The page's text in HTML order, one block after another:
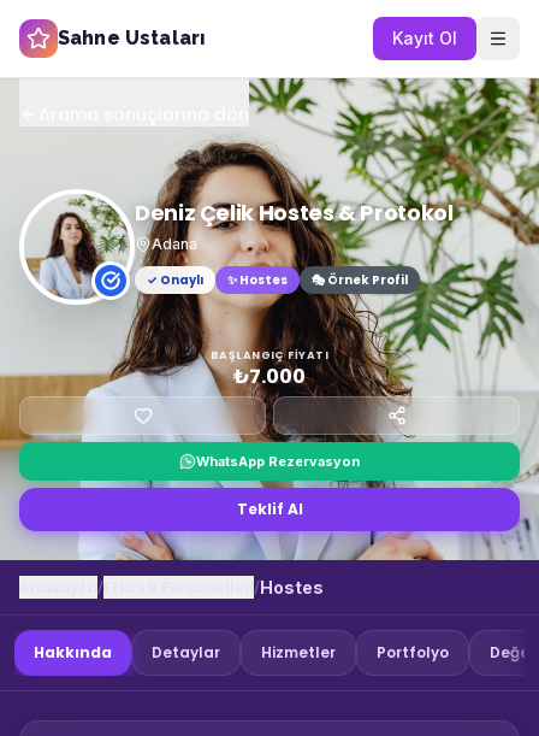
Sahne Ustaları Kayıt Ol
Deniz Çelik Hostes & Protokol
Adana
✓ Onaylı
✨ Hostes 🎭 Örnek Profil
BAŞLANGIÇ FIYATI
₺7.000
WhatsApp Rezervasyon
Teklif Al
/ /Hostes
Hakkında Detaylar Hizmetler Portfolyo